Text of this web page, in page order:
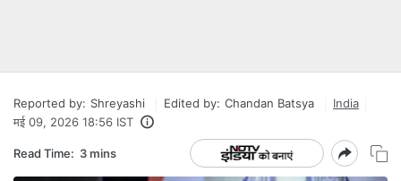
Reported by: Shreyashi Edited by: Chandan Batsya
India
मई 09, 2026 18:56 IST
Read Time: 3 mins